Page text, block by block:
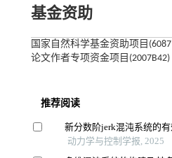
基金资助
国家自然科学基金资助项目
论文作者专项资金项目(2007B42)